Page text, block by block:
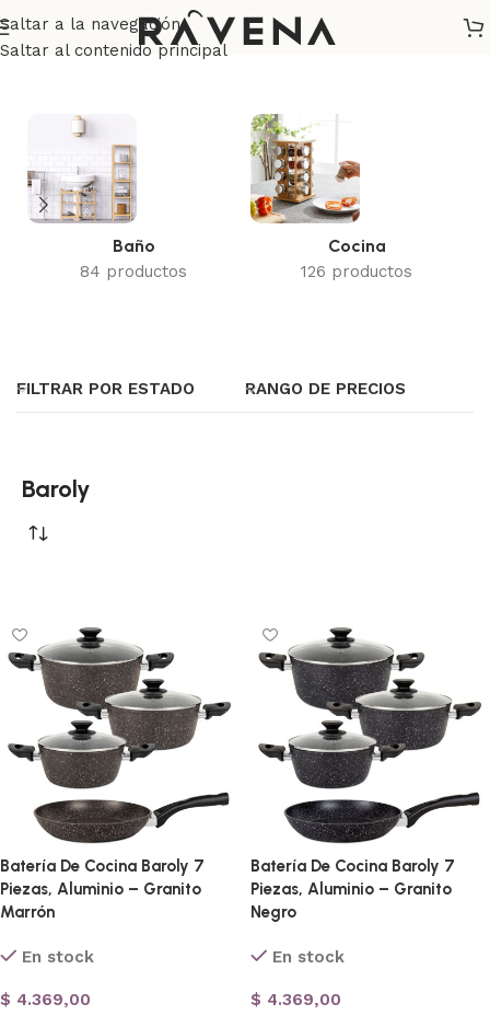
Saltar a la navegación
Saltar al contenido principal
Inicio/ Baroly
Baño
84 productos
Cocina
126 productos
FILTRAR POR ESTADO RANGO DE PRECIOS
Baroly
Batería De Cocina Baroly 7
Piezas, Aluminio – Granito
Marrón
En stock
$ 4.369,00
Batería De Cocina Baroly 7
Piezas, Aluminio – Granito
Negro
En stock
$ 4.369,00